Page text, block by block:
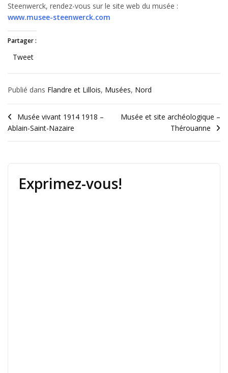
Steenwerck, rendez-vous sur le site web du musée :
www.musee-steenwerck.com
Partager :
Tweet
Publié dans Flandre et Lillois, Musées, Nord
Musée vivant 1914 1918 –
Ablain-Saint-Nazaire
Musée et site archéologique –
Thérouanne
Exprimez-vous!